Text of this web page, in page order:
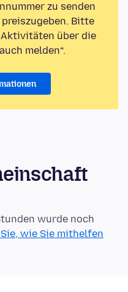
zu senden
Bitte
über die
melden“.
wurde noch
wie Sie mithelfen